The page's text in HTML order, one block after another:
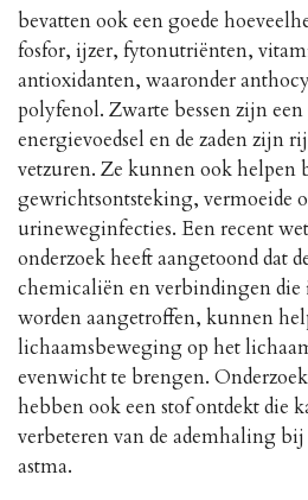
bevatten ook een goede
fosfor, ijzer, fytonutriënten,
antioxidanten, waaronder
polyfenol. Zwarte bessen zijn
energievoedsel en de zaden zijn
vetzuren. Ze kunnen ook helpen
gewrichtsontsteking, vermoeide
urineweginfecties. Een recent
onderzoek heeft aangetoond dat
chemicaliën en verbindingen die
worden aangetroffen, kunnen
lichaamsbeweging op het
evenwicht te brengen.
hebben ook een stof ontdekt die
verbeteren van de ademhaling
astma.